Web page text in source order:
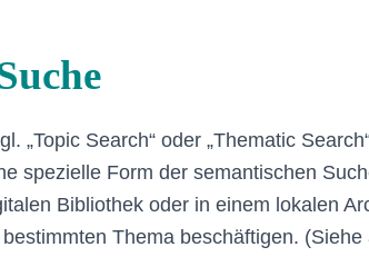
„Topic Search“ oder „Thematic
spezielle Form der semantischen
Bibliothek oder in einem lokalen
Thema beschäftigen.